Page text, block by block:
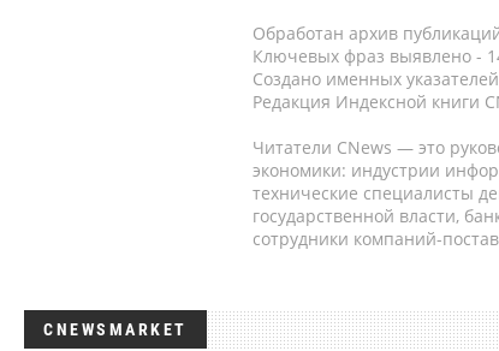
Обработан архив
Ключевых фраз выявлено -
Создано именных
Редакция Индексной книги
Читатели CNews — это
экономики: индустрии
технические специалисты
государственной власти,
сотрудники компаний-
CNEWSMARKET